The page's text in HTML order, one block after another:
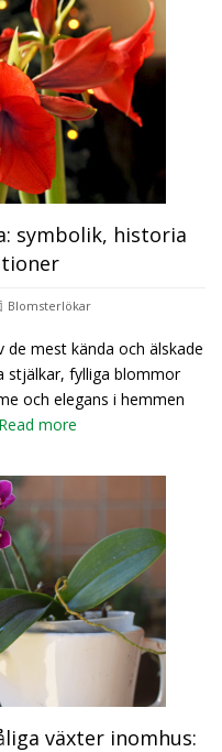
symbolik, historia
Blomsterlökar
de mest kända och älskade
stjälkar, fylliga blommor
och elegans i hemmen
Read more
växter inomhus: